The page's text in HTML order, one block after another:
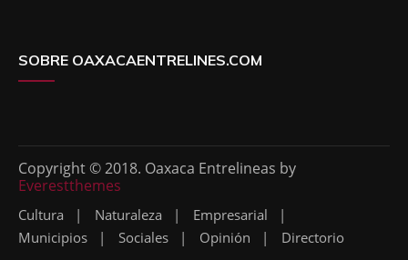
SOBRE OAXACAENTRELINES.COM
Copyright © 2018. Oaxaca Entrelineas by
Everestthemes
Cultura Naturaleza
Empresarial
Municipios
Sociales Opinión Directorio